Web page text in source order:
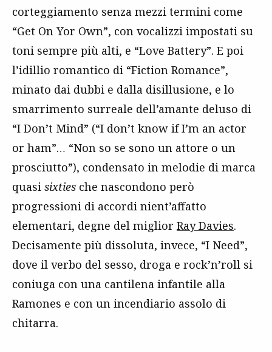
corteggiamento senza mezzi termini come
“Get On Yor Own”, con vocalizzi impostati su
toni sempre più alti, e “Love Battery”. E poi
l’idillio romantico di “Fiction Romance”,
minato dai dubbi e dalla disillusione, e lo
smarrimento surreale dell’amante deluso di
“I Don’t Mind” (“I don’t know if I’m an actor
or ham”… “Non so se sono un attore o un
prosciutto”), condensato in melodie di marca
quasi sixties che nascondono però
progressioni di accordi nient’affatto
elementari, degne del miglior Ray Davies.
Decisamente più dissoluta, invece, “I Need”,
dove il verbo del sesso, droga e rock’n’roll si
coniuga con una cantilena infantile alla
Ramones e con un incendiario assolo di
chitarra.